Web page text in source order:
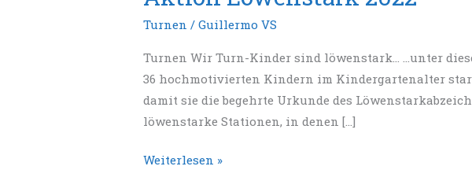
Turnen /Guillermo VS
Turnen Wir Turn-Kinder sind löwenstark… …unter
36 hochmotivierten Kindern im Kindergartenalter
damit sie die begehrte Urkunde des
löwenstarke Stationen, in denen […]
Weiterlesen »